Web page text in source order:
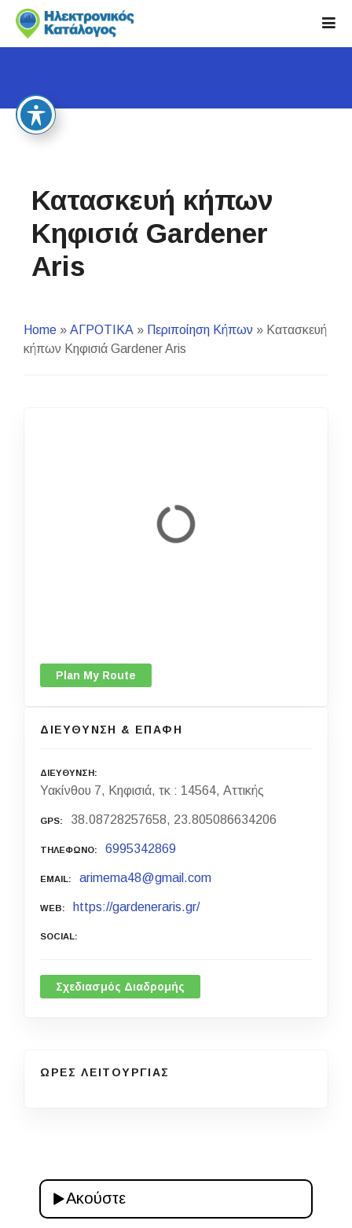
i
Κατασκευή κήπων
Κηφισιά Gardener
Aris
Home » ΑΓΡΟΤΙΚΑ » Περιποίηση Κήπων » Κατασκευή
κήπων Κηφισιά Gardener Aris
Plan My Route
ΔΙΕΥΘΥΝΣΗ & ΕΠΑΦΗ
ΔΙΕΥΘΥΝΣΗ
Υακίνθου 7, Κηφισιά, τκ : 14564, Αττικής
GPS 38.08728257658, 23.805086634206
ΤΗΛΕΦΩΝΟ 6995342869
EMAIL arimema48@gmail.com
WEB https://gardeneraris.gr/
SOCIAL
Σχεδιασμός Διαδρομής
ΩΡΕΣ ΛΕΙΤΟΥΡΓΙΑΣ
Ακούστε